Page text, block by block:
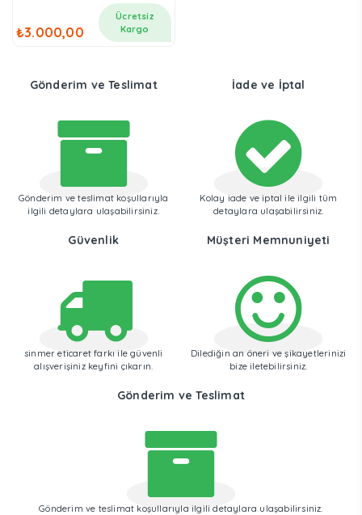
5
₺3.000,00
Ücretsiz
Kargo
Gönderim ve Teslimat
Gönderim ve teslimat koşullarıyla
ilgili detaylara ulaşabilirsiniz.
İade ve İptal
Kolay iade ve iptal ile ilgili tüm
detaylara ulaşabilirsiniz.
Güvenlik
sinmer eticaret farkı ile güvenli
alışverişiniz keyfini çıkarın.
Müşteri Memnuniyeti
Dilediğin an öneri ve şikayetlerinizi
bize iletebilirsiniz.
Gönderim ve Teslimat
Gönderim ve teslimat koşullarıyla ilgili detaylara ulaşabilirsiniz.